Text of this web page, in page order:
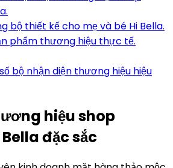
bộ thiết kế cho mẹ và bé Hi Bella.
phẩm thương hiệu thực tế.
bộ nhận diện thương hiệu hiệu
hiệu shop
đặc sắc